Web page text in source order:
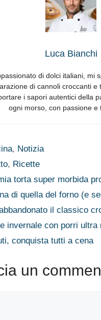
Luca Bianchi
di dolci italiani, mi
di cannoli croccanti e
i sapori autentici della
ogni morso, con passione e
, Notizia
, Ricette
torta super morbida
di quella del forno (e
il classico
invernale con porri ultra
conquista tutti a cena
un